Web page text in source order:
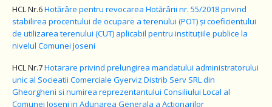
HCL Nr.6Hotărâre pentru revocarea Hotărârii nr. 55/2018 privind
stabilirea procentului de ocupare a terenului (POT) și coeficientului
de utilizarea terenului (CUT) aplicabil pentru instituțiile publice la
nivelul Comunei Joseni
HCL Nr.7Hotarare privind prelungirea mandatului administratorului
unic al Socieatii Comerciale Gyerviz Distrib Serv SRL din
Gheorgheni si numirea reprezentantului Consiliului Local al
Comunei Joseni in Adunarea Generala a Actionarilor